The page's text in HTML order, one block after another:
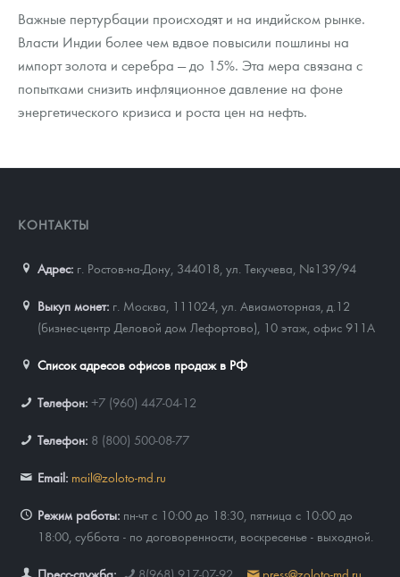
Важные пертурбации происходят и на индийском рынке.
Власти Индии более чем вдвое повысили пошлины на
импорт золота и серебра — до 15%. Эта мера связана с
попытками снизить инфляционное давление на фоне
энергетического кризиса и роста цен на нефть.
КОНТАКТЫ
Адрес: г. Ростов-на-Дону, 344018 ул. Текучева, №139/94
Выкуп монет: г. Москва, 111024, ул. Авиамоторная, д.12
(бизнес-центр Деловой дом Лефортово), 10 этаж, офис 911А
Список адресов офисов продаж в РФ
Телефон: +7 (960) 447-04-12
Телефон: 8 (800) 500-08-77
Email: mail@zoloto-md.ru
Режим работы: пн-чт с 10:00 до 18:30, пятница с 10:00 до
18:00, суббота - по договоренности, воскресенье - выходной.